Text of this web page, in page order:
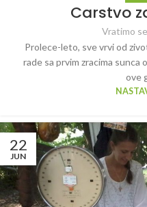
Carstvo
Vratimo
Prolece-leto, sve vrvi od
rade sa prvim zracima sunca
ove
22
JUN